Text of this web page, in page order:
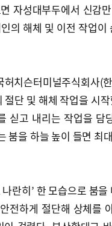
자성대부두에서 신감
의 해체 및 이전 작업이
치슨터미널주식회사(
단 및 해체 작업을 시
싣고 내리는 작업을 담
붐을 하늘 높이 들면 최
란히’ 한 모습으로 붐
전하게 절단해 상체를